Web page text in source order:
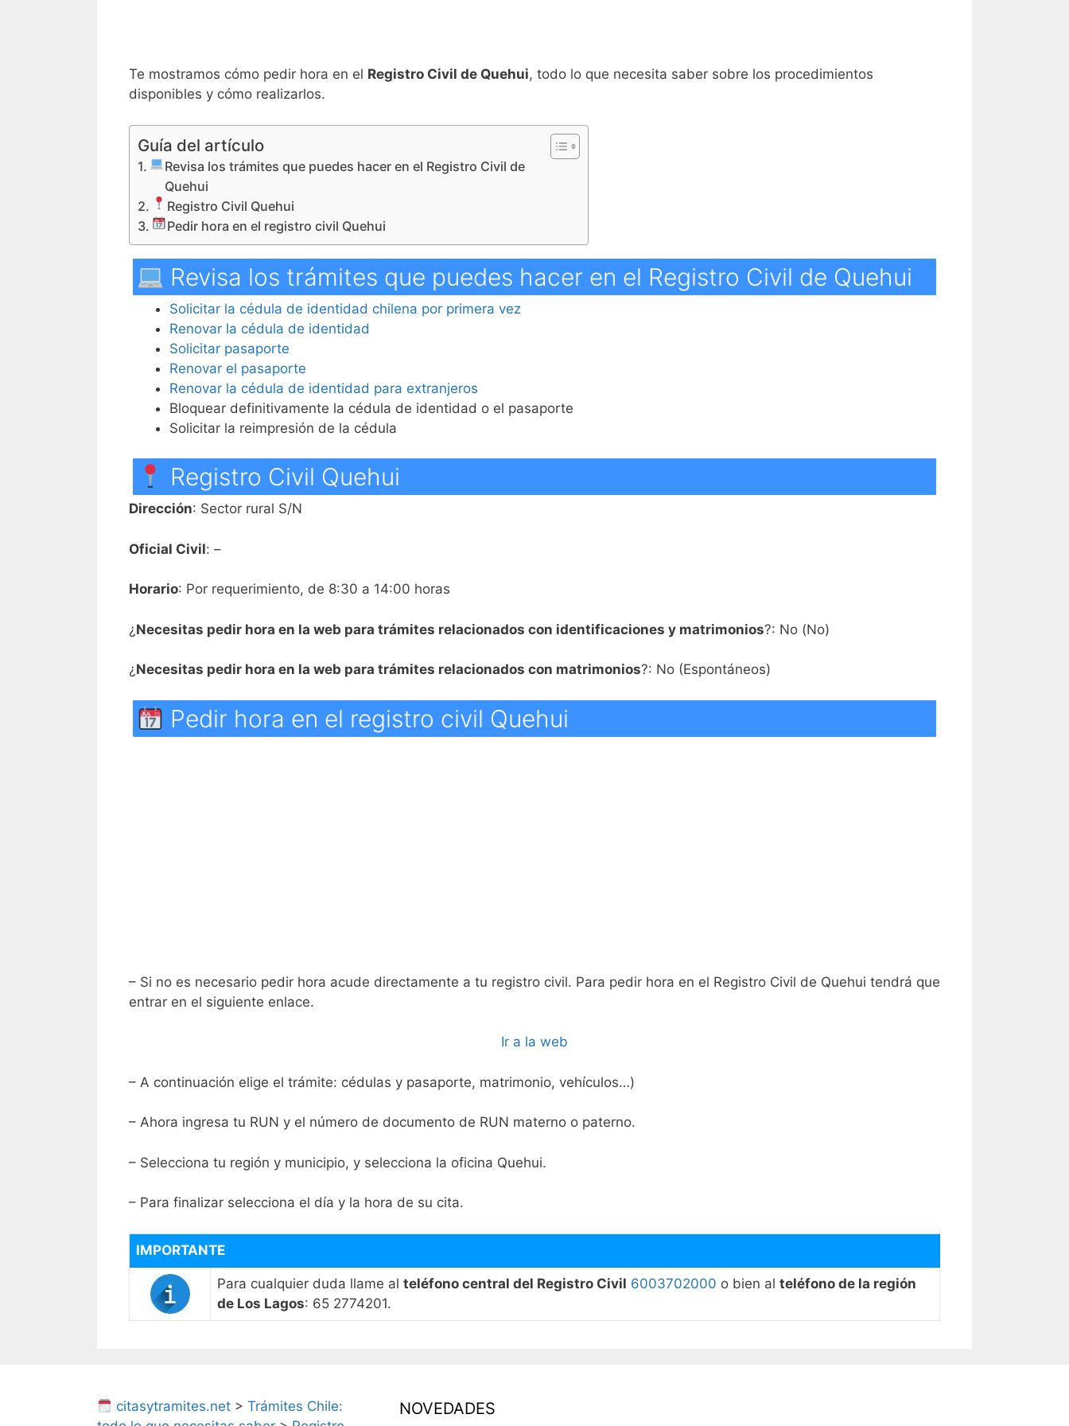
Te mostramos cómo pedir hora en el Registro Civil de Quehui, todo lo que necesita saber sobre los procedimientos
disponibles y cómo realizarlos.
Guía del artículo
Revisa los trámites que puedes hacer en el Registro Civil de
Quehui
Registro Civil Quehui
Pedir hora en el registro civil Quehui
Revisa los trámites que puedes hacer en el Registro Civil de Quehui
Solicitar la cédula de identidad chilena por primera vez
Renovar la cédula de identidad
Solicitar pasaporte
Renovar el pasaporte
Renovar la cédula de identidad para extranjeros
Bloquear definitivamente la cédula de identidad o el pasaporte
Solicitar la reimpresión de la cédula
Registro Civil Quehui
Dirección: Sector rural S/N
Oficial Civil: –
Horario: Por requerimiento, de 8:30 a 14:00 horas
¿ Necesitas pedir hora en la web para trámites relacionados con identificaciones y matrimonios?: No (No)
¿ Necesitas pedir hora en la web para trámites relacionados con matrimonios?: No (Espontáneos)
Pedir hora en el registro civil Quehui
– Si no es necesario pedir hora acude directamente a tu registro civil. Para pedir hora en el Registro Civil de Quehui tendrá que
entrar en el siguiente enlace.
Ir a la web
– A continuación elige el trámite: cédulas y pasaporte, matrimonio, vehículos…)
– Ahora ingresa tu RUN y el número de documento de RUN materno o paterno.
– Selecciona tu región y municipio, y selecciona la oficina Quehui.
– Para finalizar selecciona el día y la hora de su cita.
IMPORTANTE
Para cualquier duda llame al teléfono central del Registro Civil 6003702000 o bien al teléfono de la región
de Los Lagos: 65 2774201.
citasytramites.net >Trámites Chile:
NOVEDADES